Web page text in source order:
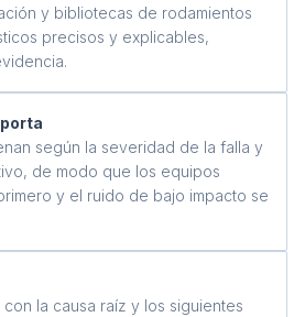
y bibliotecas de rodamientos
precisos y explicables,
según la severidad de la falla y
de modo que los equipos
y el ruido de bajo impacto se
la causa raíz y los siguientes